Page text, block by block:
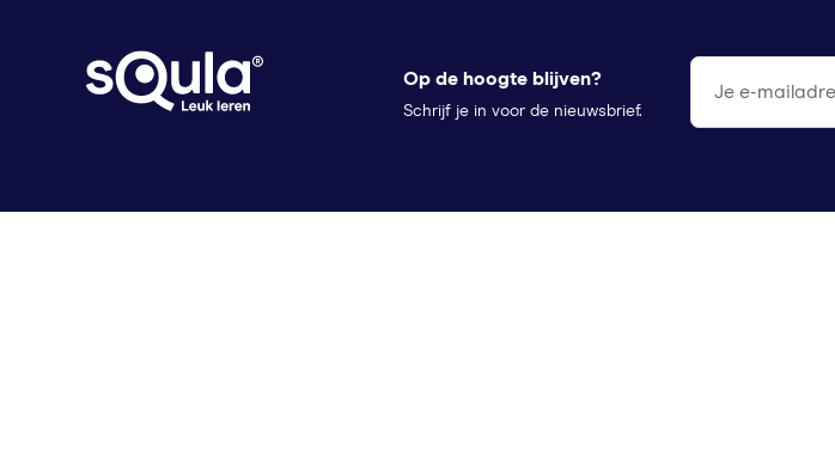
Op de hoogte blijven?
Schrijf je in voor de nieuwsbrief.
Je e-